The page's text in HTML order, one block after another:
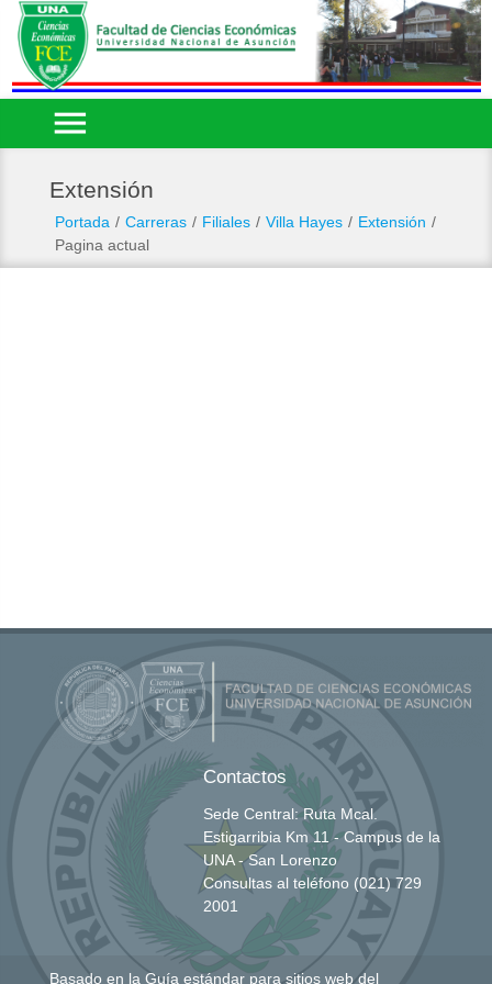
menu
Extensión
Portada / Carreras / Filiales / Villa Hayes / Extensión /
Pagina actual
Contactos
Sede Central: Ruta Mcal.
Estigarribia Km 11 - Campus de la
UNA - San Lorenzo
Consultas al teléfono (021) 729
2001
Basado en la Guía estándar para sitios web del